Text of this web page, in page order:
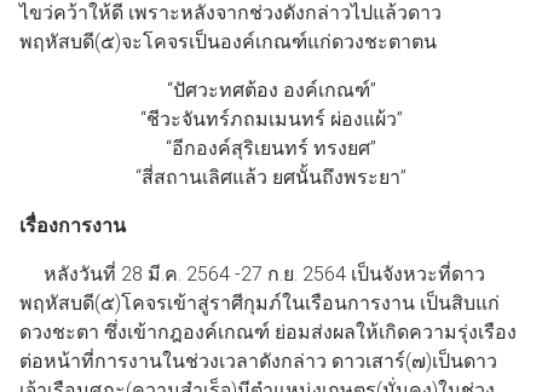
ไขว่คว้าให้ดี เพราะหลังจากช่วงดังกล่าวไปแล้วดาว
พฤหัสบดี(๕)จะโคจรเป็นองค์เกณฑ์แก่ดวงชะตาตน
“ปัศวะทศต้อง องค์เกณฑ์”
“ชีวะจันทร์ภถมเมนทร์ ผ่องแผ้ว”
“อีกองค์สุริเยนทร์ ทรงยศ”
“สี่สถานเลิศแล้ว ยศนั้นถึงพระยา”
เรื่องการงาน
หลังวันที่ 28 มี.ค. 2564 -27 ก.ย. 2564 เป็นจังหวะที่ดาว
พฤหัสบดี(๕)โคจรเข้าสู่ราศีกุมภ์ในเรือนการงาน เป็นสิบแก่
ดวงชะตา ซึ่งเข้ากฎองค์เกณฑ์ ย่อมส่งผลให้เกิดความรุ่งเรือง
ต่อหน้าที่การงานในช่วงเวลาดังกล่าว ดาวเสาร์(๗)เป็นดาว